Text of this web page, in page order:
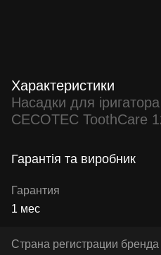
Характеристики
Насадки для
CECOTEC ToothCare
Гарантія та виробник
Гарантия
1 мес
Страна регистрации бренда